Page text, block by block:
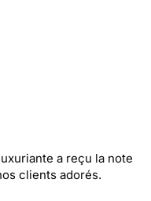
a reçu la note
clients adorés.